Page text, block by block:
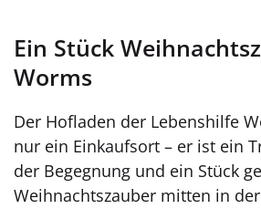
Ein Stück
Worms
Der Hofladen der Lebenshilfe
nur ein Einkaufsort – er ist ein
der Begegnung und ein Stück
Weihnachtszauber mitten in